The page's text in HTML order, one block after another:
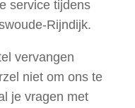
service tijdens
Rijndijk.
vervangen
niet om ons te
je vragen met